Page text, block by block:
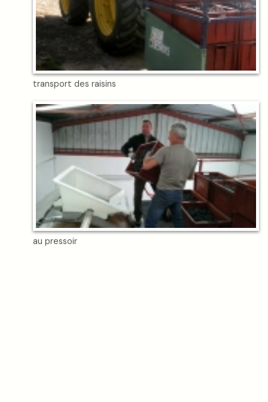
transport des raisins
au pressoir